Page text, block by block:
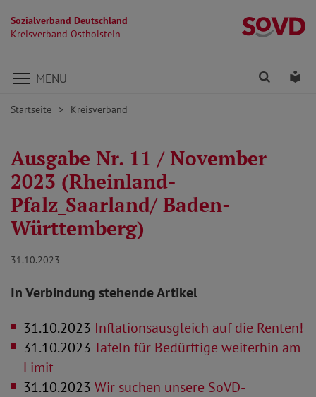
Sozialverband Deutschland
Kreisverband Ostholstein
Direkt zu den Inhalten springen
MENÜ Finden
Startseite Kreisverband
Ausgabe Nr. 11 / November
2023 (Rheinland-
Pfalz_Saarland/ Baden-
Württemberg)
31.10.2023
In Verbindung stehende Artikel
31.10.2023 Inflationsausgleich auf die Renten!
31.10.2023Tafeln für Bedürftige weiterhin am
Limit
31.10.2023 Wir suchen unsere SoVD-